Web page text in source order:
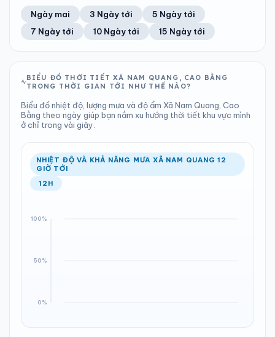
24°C 100%
Khả năng mưa
4.98 mm
Tổng cả ngày
998 hPa
Bình thường
13
Chỉ số UV
Tốt
Ước lượng
26°C
Ổn định
100%
Khả năng mưa
Trung bình ngày Tốc độ gió
TIA UV TẦM NHÌN
LƯỢNG MƯA
3.09 mm
Tổng cả ngày
ÁP SUẤT
1001 hPa
Bình thường
Ổn định Khả năng mưa
Ngày mai 3 Ngày tới
5 Ngày tới
7 Ngày tới
10 Ngày tới 15 Ngày tới
BIỂU ĐỒ THỜI TIẾT XÃ NAM QUANG, CAO BẰNG
TRONG THỜI GIAN TỚI NHƯ THẾ NÀO?
Biểu đồ nhiệt độ, lượng mưa và độ ẩm Xã Nam Quang, Cao
Bằng theo ngày giúp bạn nắm xu hướng thời tiết khu vực mình
ở chỉ trong vài giây.
NHIỆT ĐỘ VÀ KHẢ NĂNG MƯA XÃ NAM QUANG 12
GIỜ TỚI
12H